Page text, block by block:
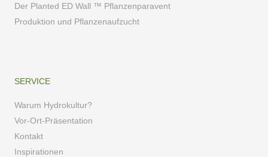
Der Planted ED Wall ™ Pflanzenparavent
Produktion und Pflanzenaufzucht
SERVICE
Warum Hydrokultur?
Vor-Ort-Präsentation
Kontakt
Inspirationen